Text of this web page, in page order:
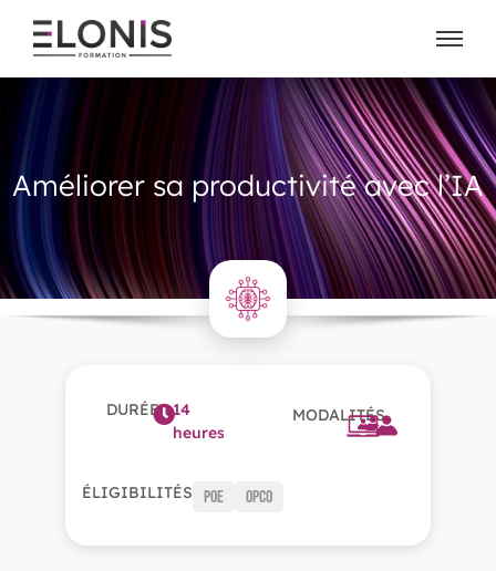
Améliorer sa productivité avec l’IA
DURÉE
14
heures
MODALITÉS
ÉLIGIBILITÉS POE OPCO